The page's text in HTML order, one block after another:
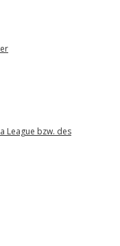
League bzw. des